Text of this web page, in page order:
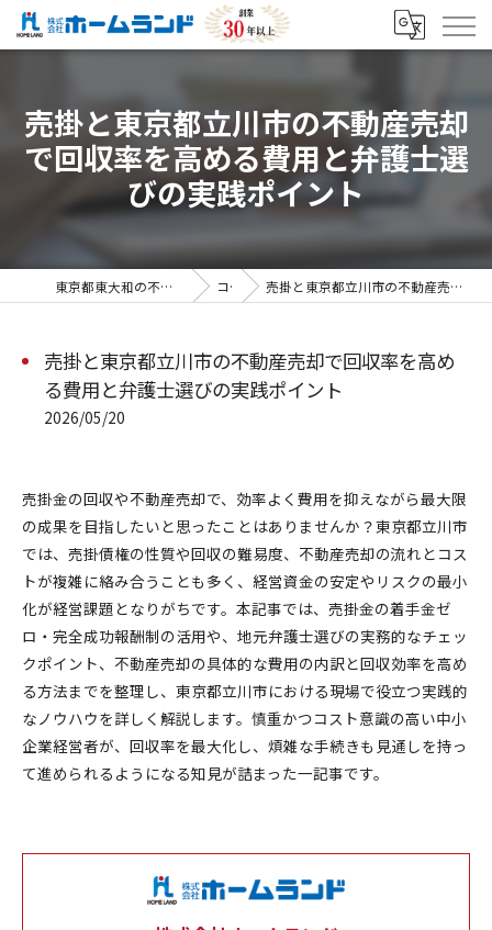
売掛と東京都立川市の不動産売却
で回収率を高める費用と弁護士選
びの実践ポイント
東京都東大和の不動産売却なら株式会社ホームランド コラム 売掛と東京都立川市の不動産売却で回収率を高める費用と弁護士選びの実践ポイント
売掛と東京都立川市の不動産売却で回収率を高め
る費用と弁護士選びの実践ポイント
2026/05/20
売掛金の回収や不動産売却で、効率よく費用を抑えながら最大限
の成果を目指したいと思ったことはありませんか？東京都立川市
では、売掛債権の性質や回収の難易度、不動産売却の流れとコス
トが複雑に絡み合うことも多く、経営資金の安定やリスクの最小
化が経営課題となりがちです。本記事では、売掛金の着手金ゼ
ロ・完全成功報酬制の活用や、地元弁護士選びの実務的なチェッ
クポイント、不動産売却の具体的な費用の内訳と回収効率を高め
る方法までを整理し、東京都立川市における現場で役立つ実践的
なノウハウを詳しく解説します。慎重かつコスト意識の高い中小
企業経営者が、回収率を最大化し、煩雑な手続きも見通しを持っ
て進められるようになる知見が詰まった一記事です。